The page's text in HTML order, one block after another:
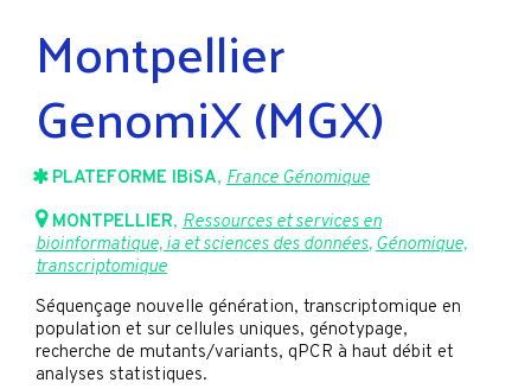
Montpellier
GenomiX (MGX)
PLATEFORME IBiSA, France Génomique
MONTPELLIER, Ressources et services en
bioinformatique, ia et sciences des données,Génomique,
transcriptomique
Séquençage nouvelle génération, transcriptomique en
population et sur cellules uniques, génotypage,
recherche de mutants/variants, qPCR à haut débit et
analyses statistiques.